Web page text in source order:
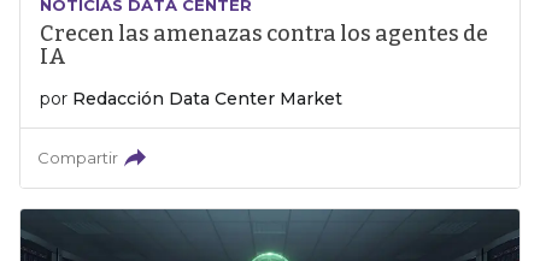
NOTICIAS DATA CENTER
Crecen las amenazas contra los agentes de
IA
por Redacción Data Center Market
Compartir